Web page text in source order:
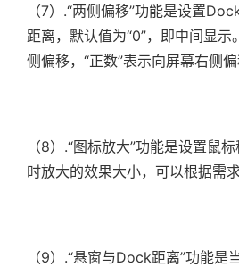
（7）.“两侧偏移”功能是设置
距离，默认值为“0”，即中间显示
侧偏移，“正数”表示向屏幕右侧偏
（8）.“图标放大”功能是设置鼠
时放大的效果大小，可以根据需
（9）.“悬窗与Dock距离”功能是